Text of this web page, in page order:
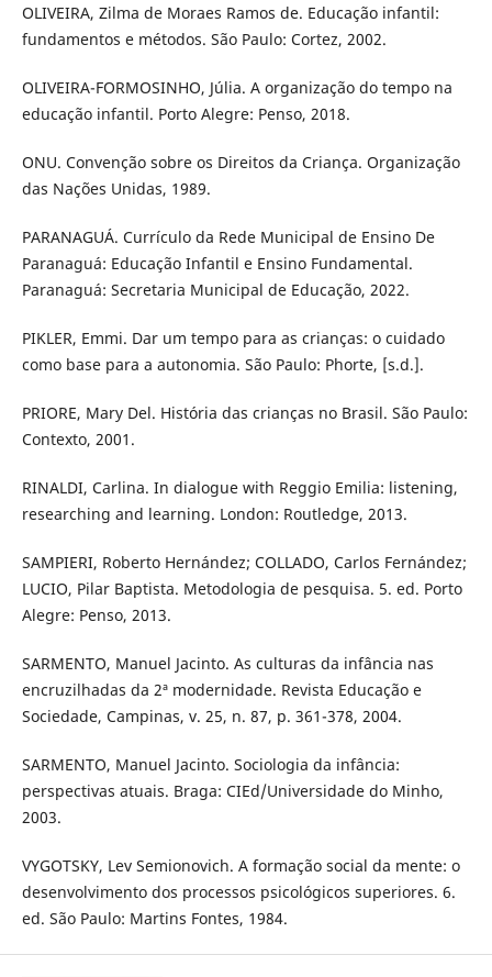
OLIVEIRA, Zilma de Moraes Ramos de. Educação infantil:
fundamentos e métodos. São Paulo: Cortez, 2002.
OLIVEIRA-FORMOSINHO, Júlia. A organização do tempo na
educação infantil. Porto Alegre: Penso, 2018.
ONU. Convenção sobre os Direitos da Criança. Organização
das Nações Unidas, 1989.
PARANAGUÁ. Currículo da Rede Municipal de Ensino De
Paranaguá: Educação Infantil e Ensino Fundamental.
Paranaguá: Secretaria Municipal de Educação, 2022.
PIKLER, Emmi. Dar um tempo para as crianças: o cuidado
como base para a autonomia. São Paulo: Phorte, [s.d.].
PRIORE, Mary Del. História das crianças no Brasil. São Paulo:
Contexto, 2001.
RINALDI, Carlina. In dialogue with Reggio Emilia: listening,
researching and learning. London: Routledge, 2013.
SAMPIERI, Roberto Hernández; COLLADO, Carlos Fernández;
LUCIO, Pilar Baptista. Metodologia de pesquisa. 5. ed. Porto
Alegre: Penso, 2013.
SARMENTO, Manuel Jacinto. As culturas da infância nas
encruzilhadas da 2ª modernidade. Revista Educação e
Sociedade, Campinas, v. 25, n. 87, p. 361-378, 2004.
SARMENTO, Manuel Jacinto. Sociologia da infância:
perspectivas atuais. Braga: CIEd/Universidade do Minho,
2003.
VYGOTSKY, Lev Semionovich. A formação social da mente: o
desenvolvimento dos processos psicológicos superiores. 6.
ed. São Paulo: Martins Fontes, 1984.